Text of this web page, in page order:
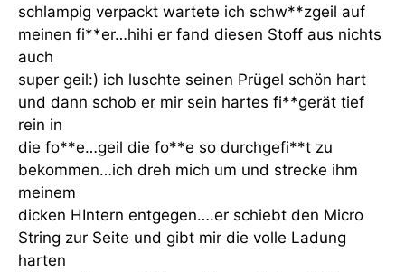
schlampig verpackt wartete ich schw**zgeil auf
meinen fi**er…hihi er fand diesen Stoff aus nichts
auch
super geil:) ich luschte seinen Prügel schön hart
und dann schob er mir sein hartes fi**gerät tief
rein in
die fo**e…geil die fo**e so durchgefi**t zu
bekommen…ich dreh mich um und strecke ihm
meinem
dicken HIntern entgegen….er schiebt den Micro
String zur Seite und gibt mir die volle Ladung
harten